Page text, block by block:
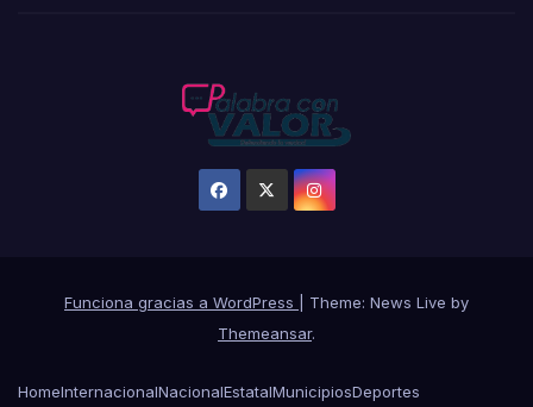
Funciona gracias a WordPress
Theme: News Live by
Themeansar.
HomeInternacionalNacionalEstatalMunicipiosDeportes